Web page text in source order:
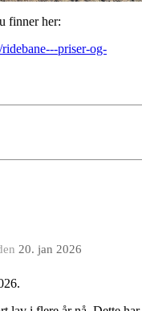
finner her:
priser-og-
20. jan 2026